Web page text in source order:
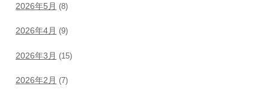
2026年5月 (8)
2026年4月 (9)
2026年3月 (15)
2026年2月 (7)